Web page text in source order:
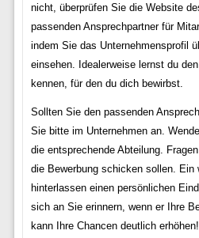
nicht, überprüfen Sie die Website
passenden Ansprechpartner für
indem Sie das Unternehmensprofil
einsehen. Idealerweise lernst du
kennen, für den du dich bewirbst.
Sollten Sie den passenden
Sie bitte im Unternehmen an.
die entsprechende Abteilung.
die Bewerbung schicken sollen. Ein
hinterlassen einen persönlichen
sich an Sie erinnern, wenn er Ihre
kann Ihre Chancen deutlich erhöhen!